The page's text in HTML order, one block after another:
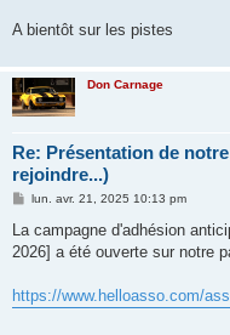
A bientôt sur les pistes
Don Carnage
Re: Présentation de
rejoindre...)
M
s
a
lun. avr. 21, 2025 10:13 pm
La campagne d'adhésion
2026] a été ouverte sur notre
https://www.helloasso.com/